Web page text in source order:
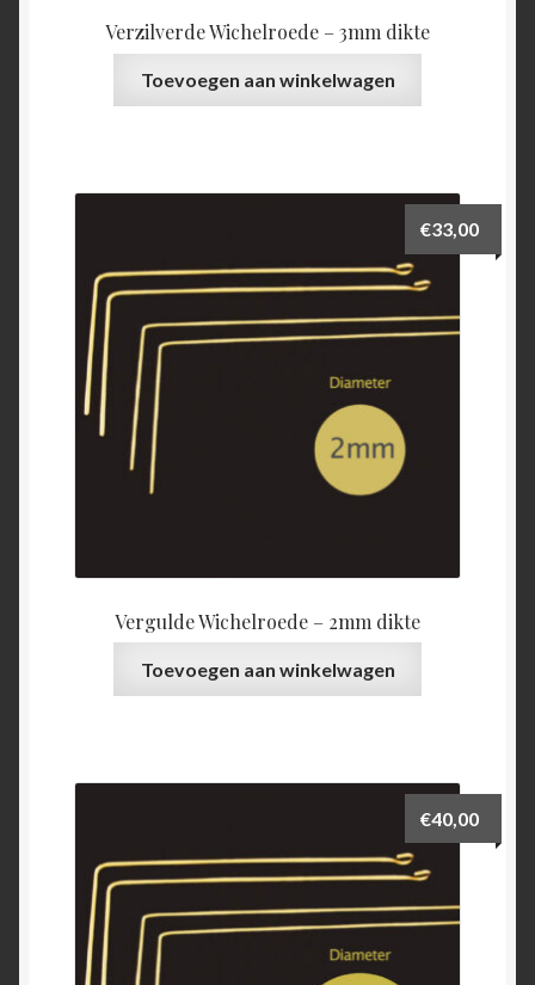
Verzilverde Wichelroede – 3mm dikte
Toevoegen aan winkelwagen
Vergulde Wichelroede – 2mm dikte
€33,00
Toevoegen aan winkelwagen
€40,00